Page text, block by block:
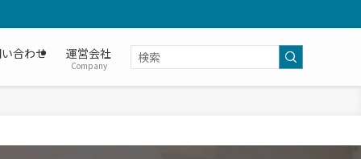
合わせ 運営会社
Company